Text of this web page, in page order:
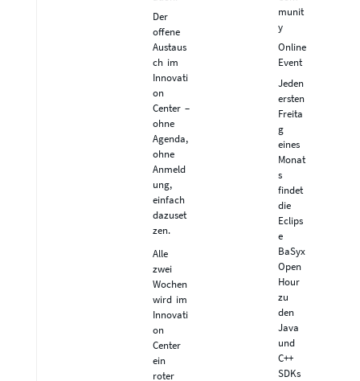
Der
offene
Austaus
ch im
Innovati
on
Center –
ohne
Agenda,
ohne
Anmeld
ung,
einfach
dazuset
zen.
Alle
zwei
Wochen
wird im
Innovati
on
Center
ein
roter
munit
y
Online
Event
Jeden
ersten
Freita
g
eines
Monat
s
findet
die
Eclips
e
BaSyx
Open
Hour
zu
den
Java
und
C++
SDKs